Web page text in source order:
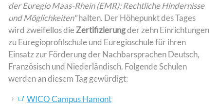
der Euregio Maas-Rhein (EMR): Rechtliche Hindernisse
und Möglichkeiten"halten. Der Höhepunkt des Tages
wird zweifellos dieZertifizierungder zehn Einrichtungen
zu Euregioprofilschule und Euregioschule für ihren
Einsatz zur Förderung der Nachbarsprachen Deutsch,
Französisch und Niederländisch. Folgende Schulen
werden an diesem Tag gewürdigt:
WICO Campus Hamont